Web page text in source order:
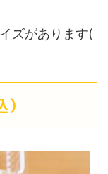
ズがあります(